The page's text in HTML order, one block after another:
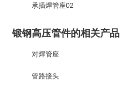
承插焊管座02
锻钢高压管件的相关产品
对焊管座
管路接头